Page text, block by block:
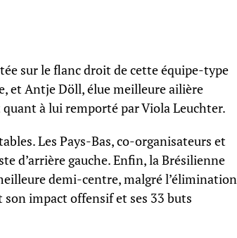
sur le flanc droit de cette équipe-type
et Antje Döll, élue meilleure ailière
à lui remporté par Viola Leuchter.
Les Pays-Bas, co-organisateurs et
d’arrière gauche. Enfin, la Brésilienne
demi-centre, malgré l’élimination
impact offensif et ses 33 buts